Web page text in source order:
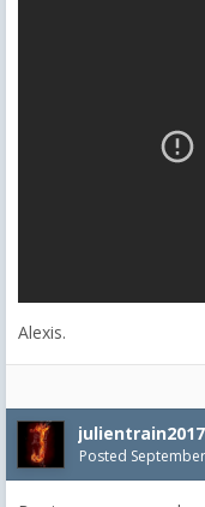
Alexis.
julientrain2017
Posted